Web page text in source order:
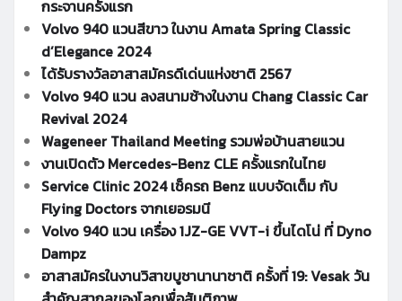
กระจานครั้งแรก
Volvo 940 แวนสีขาว ในงาน Amata Spring Classic
d’Elegance 2024
ได้รับรางวัลอาสาสมัครดีเด่นแห่งชาติ 2567
Volvo 940 แวน ลงสนามช้างในงาน Chang Classic Car
Revival 2024
Wageneer Thailand Meeting รวมพ่อบ้านสายแวน
งานเปิดตัว Mercedes-Benz CLE ครั้งแรกในไทย
Service Clinic 2024 เช็ครถ Benz แบบจัดเต็ม กับ
Flying Doctors จากเยอรมนี
Volvo 940 แวน เครื่อง 1JZ-GE VVT-i ขึ้นไดโน่ ที่ Dyno
Dampz
อาสาสมัครในงานวิสาขบูชานานาชาติ ครั้งที่ 19: Vesak วัน